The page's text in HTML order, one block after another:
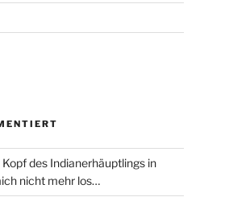
Kopf des Indianerhäuptlings in
nicht mehr los…